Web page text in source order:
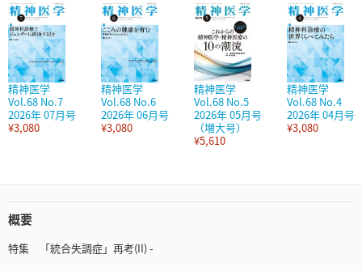
精神医学
Vol.68 No.7
2026年 07月号
¥3,080
精神医学
Vol.68 No.6
2026年 06月号
¥3,080
精神医学
Vol.68 No.5
2026年 05月号
（増大号）
¥5,610
精神医学
Vol.68 No.4
2026年 04月号
¥3,080
概要
特集 「統合失調症」再考(II) -